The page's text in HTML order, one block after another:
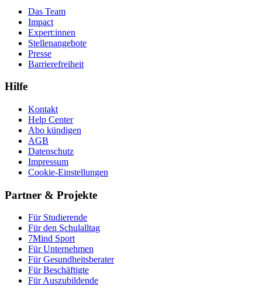
Das Team
Impact
Expert:innen
Stellenangebote
Presse
Barrierefreiheit
Hilfe
Kontakt
Help Center
Abo kündigen
AGB
Datenschutz
Impressum
Cookie-Einstellungen
Partner & Projekte
Für Stu­die­rende
Für den Schulalltag
7Mind Sport
Für Unter­neh­men
Für Gesund­heits­be­ra­ter
Für Beschäftigte
Für Auszubildende